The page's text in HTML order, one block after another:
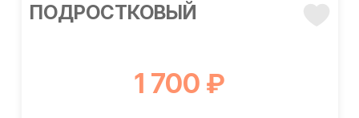
ПОДРОСТКОВЫЙ
1 700 ₽